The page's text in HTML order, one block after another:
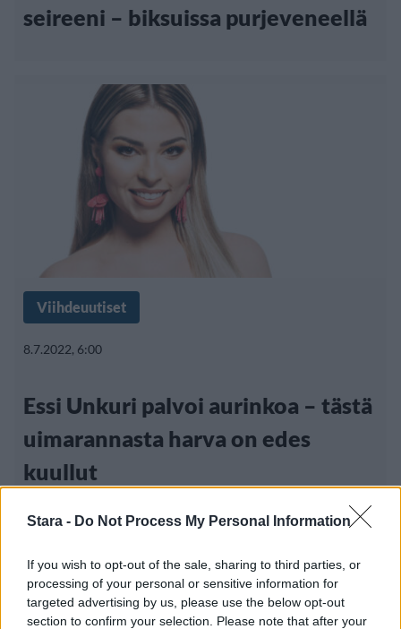
Stara - Do Not Process My Personal Information
If you wish to opt-out of the sale, sharing to third parties, or
processing of your personal or sensitive information for
targeted advertising by us, please use the below opt-out
section to confirm your selection. Please note that after your
seireeni – biksuissa purjeveneellä
Viihdeuutiset
8.7.2022, 6:00
Essi Unkuri palvoi aurinkoa – tästä
uimarannasta harva on edes
kuullut